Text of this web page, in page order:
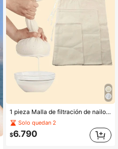
1 pieza Malla de filtración de nailon, gasa, filtro de café, filtro de tela para leche, tela de tejido liso reutilizable, filtro de gasa, para cocinar, hornear, hacer jugos, elaborar queso, accesorios de cocina
Solo quedan 2
$6.790